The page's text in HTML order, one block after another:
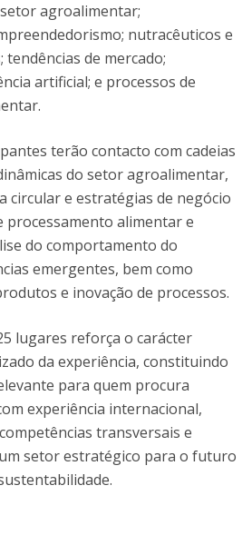
agroalimentar;
nutracêuticos e
de mercado;
artificial; e processos de
terão contacto com cadeias
do setor agroalimentar,
circular e estratégias de negócio
processamento alimentar e
do comportamento do
emergentes, bem como
e inovação de processos.
lugares reforça o carácter
da experiência, constituindo
para quem procura
experiência internacional,
transversais e
setor estratégico para o futuro